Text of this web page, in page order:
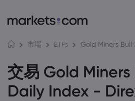
市場 ETFs Gold Miners
交易 Gold Miners
Daily Index -